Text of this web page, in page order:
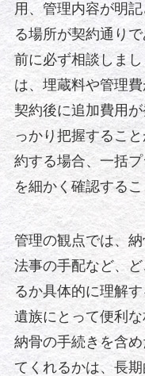
用、管理内容が明
る場所が契約通り
前に必ず相談しま
は、埋蔵料や管理
契約後に追加費用
っかり把握するこ
約する場合、一括
を細かく確認する
管理の観点では、
法事の手配など、
るか具体的に理解
遺族にとって便利な
納骨の手続きを含
てくれるかは、長